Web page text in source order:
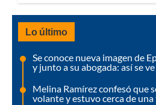
Lo último
Se conoce nueva imagen de
y junto a su abogada: así se
Melina Ramírez confesó que
volante y estuvo cerca de